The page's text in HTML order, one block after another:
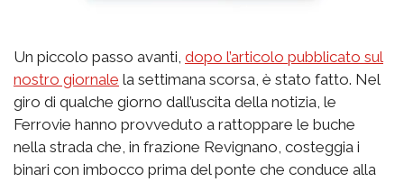
Un piccolo passo avanti, dopo l’articolo pubblicato sul
nostro giornale la settimana scorsa, è stato fatto. Nel
giro di qualche giorno dall’uscita della notizia, le
Ferrovie hanno provveduto a rattoppare le buche
nella strada che, in frazione Revignano, costeggia i
binari con imbocco prima del ponte che conduce alla